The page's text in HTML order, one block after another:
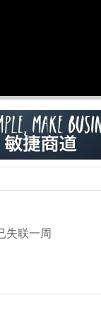
联一周